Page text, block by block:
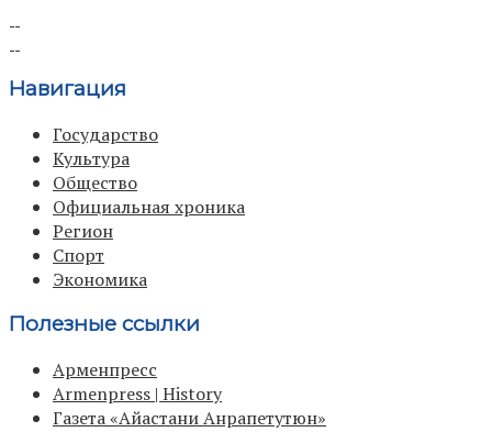
Навигация
Государство
Культура
Общество
Официальная хроника
Регион
Спорт
Экономика
Полезные ссылки
Арменпресс
Armenpress | History
Газета «Айастани Анрапетутюн»